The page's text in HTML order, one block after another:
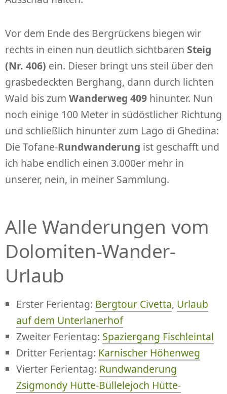
Vor dem Ende des Bergrückens biegen wir
rechts in einen nun deutlich sichtbaren Steig
(Nr. 406) ein. Dieser bringt uns steil über den
grasbedeckten Berghang, dann durch lichten
Wald bis zum Wanderweg 409 hinunter. Nun
noch einige 100 Meter in südöstlicher Richtung
und schließlich hinunter zum Lago di Ghedina:
Die Tofane-Rundwanderung ist geschafft und
ich habe endlich einen 3.000er mehr in
unserer, nein, in meiner Sammlung.
Alle Wanderungen vom
Dolomiten-Wander-
Urlaub
Erster Ferientag: Bergtour Civetta, Urlaub
auf dem Unterlanerhof
Zweiter Ferientag: Spaziergang Fischleintal
Dritter Ferientag: Karnischer Höhenweg
Vierter Ferientag: Rundwanderung
Zsigmondy Hütte-Büllelejoch Hütte-